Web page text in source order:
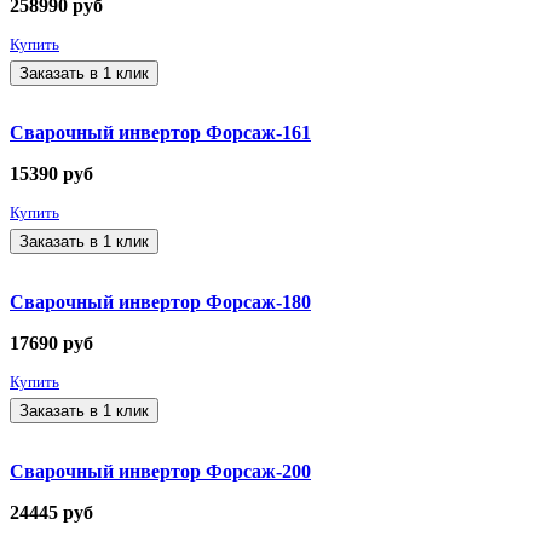
258990 руб
Купить
Заказать в 1 клик
Сварочный инвертор Форсаж-161
15390 руб
Купить
Заказать в 1 клик
Сварочный инвертор Форсаж-180
17690 руб
Купить
Заказать в 1 клик
Сварочный инвертор Форсаж-200
24445 руб